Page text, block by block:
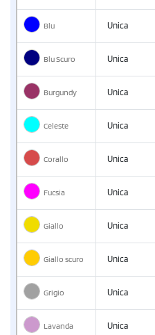
Blu Unica
Blu Scuro Unica
Burgundy Unica
Celeste Unica
Corallo Unica
Fucsia Unica
Giallo Unica
Giallo scuro Unica
Grigio Unica
Lavanda Unica